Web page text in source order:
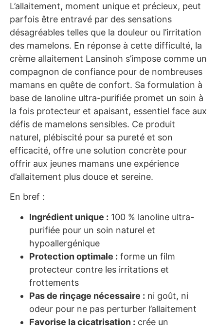
L’allaitement, moment unique et précieux, peut
parfois être entravé par des sensations
désagréables telles que la douleur ou l’irritation
des mamelons. En réponse à cette difficulté, la
crème allaitement Lansinoh s’impose comme un
compagnon de confiance pour de nombreuses
mamans en quête de confort. Sa formulation à
base de lanoline ultra-purifiée promet un soin à
la fois protecteur et apaisant, essentiel face aux
défis de mamelons sensibles. Ce produit
naturel, plébiscité pour sa pureté et son
efficacité, offre une solution concrète pour
offrir aux jeunes mamans une expérience
d’allaitement plus douce et sereine.
En bref :
Ingrédient unique : 100 % lanoline ultra-
purifiée pour un soin naturel et
hypoallergénique
Protection optimale : forme un film
protecteur contre les irritations et
frottements
Pas de rinçage nécessaire : ni goût, ni
odeur pour ne pas perturber l’allaitement
Favorise la cicatrisation : crée un